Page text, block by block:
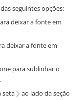
seguintes opções:
deixar a fonte em
deixar a fonte em
para sublinhar o
seta
ao lado da seção